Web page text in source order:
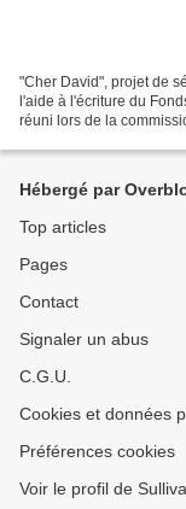
"Cher David", projet de
l'aide à l'écriture du
réuni lors de la
Hébergé par
Top articles
Pages
Contact
Signaler un abus
C.G.U.
Cookies et données
Préférences cookies
Voir le profil de